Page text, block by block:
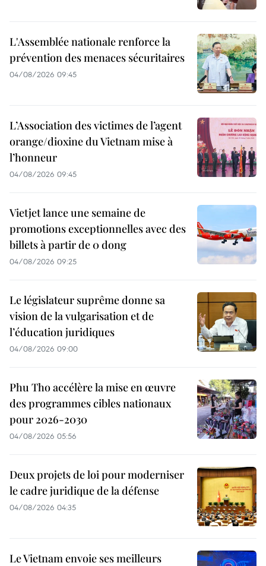
L'Assemblée nationale renforce la
prévention des menaces sécuritaires
04/08/2026 09:45
L’Association des victimes de l’agent
orange/dioxine du Vietnam mise à
l’honneur
04/08/2026 09:45
Vietjet lance une semaine de
promotions exceptionnelles avec des
billets à partir de 0 dong
04/08/2026 09:25
Le législateur suprême donne sa
vision de la vulgarisation et de
l’éducation juridiques
04/08/2026 09:00
Phu Tho accélère la mise en œuvre
des programmes cibles nationaux
pour 2026-2030
04/08/2026 05:56
Deux projets de loi pour moderniser
le cadre juridique de la défense
04/08/2026 04:35
Le Vietnam envoie ses meilleurs